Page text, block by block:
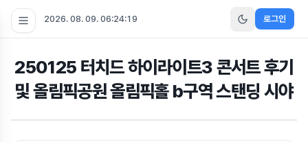
2026. 08. 09. 06:24:19 로그인
250125 터치드 하이라이트3 콘서트 후기
및 올림픽공원 올림픽홀 b구역 스탠딩 시야